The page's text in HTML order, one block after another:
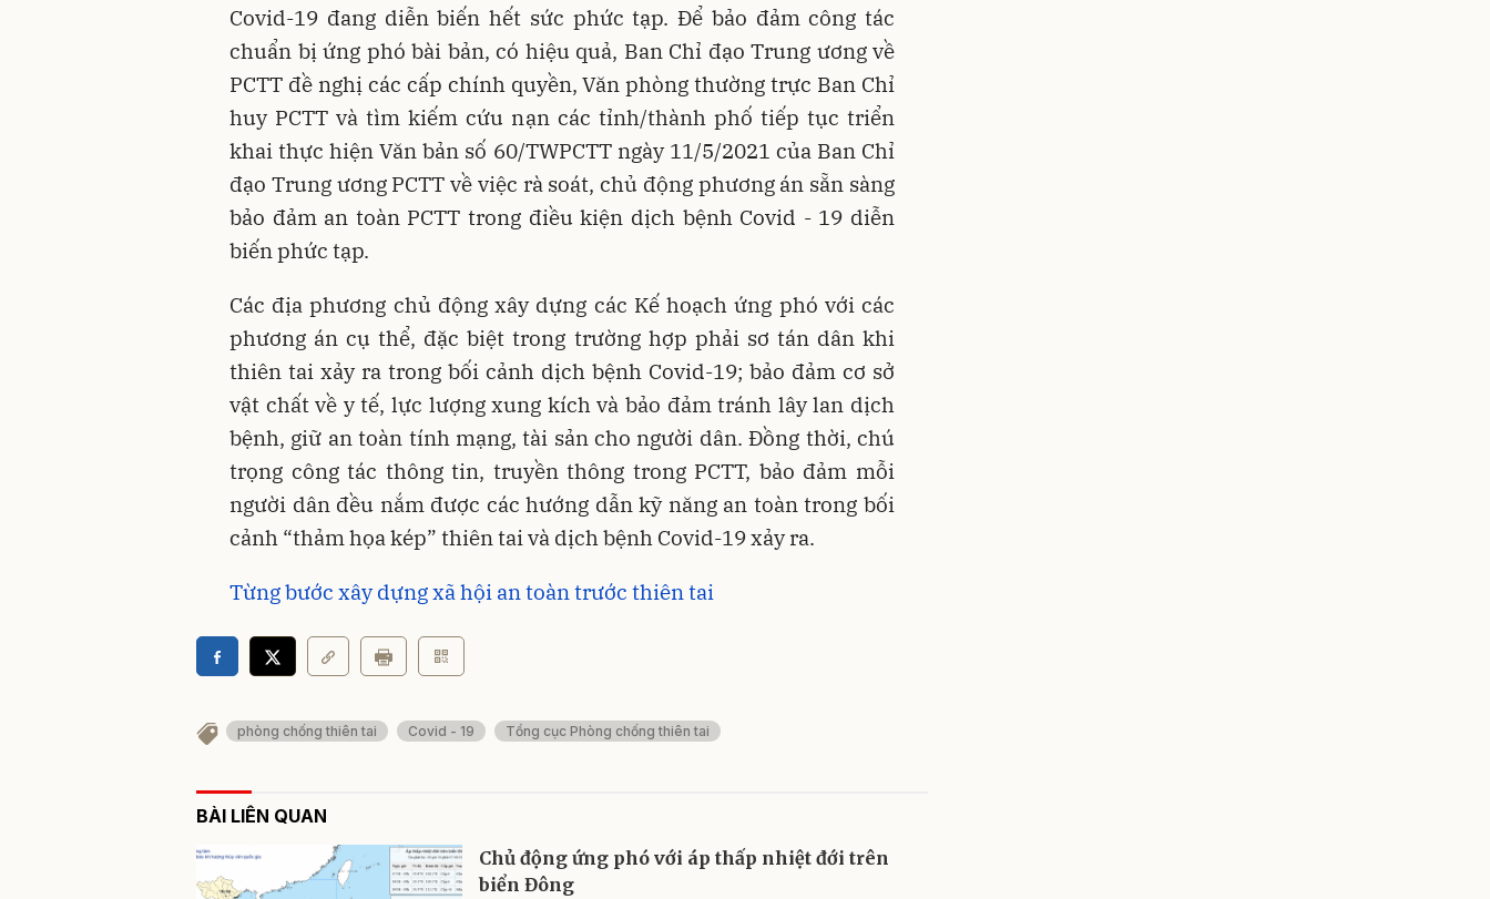
Covid-19 đang diễn biến hết sức phức tạp. Để bảo đảm công tác
chuẩn bị ứng phó bài bản, có hiệu quả, Ban Chỉ đạo Trung ương về
PCTT đề nghị các cấp chính quyền, Văn phòng thường trực Ban Chỉ
huy PCTT và tìm kiếm cứu nạn các tỉnh/thành phố tiếp tục triển
khai thực hiện Văn bản số 60/TWPCTT ngày 11/5/2021 của Ban Chỉ
đạo Trung ương PCTT về việc rà soát, chủ động phương án sẵn sàng
bảo đảm an toàn PCTT trong điều kiện dịch bệnh Covid - 19 diễn
biến phức tạp.
Các địa phương chủ động xây dựng các Kế hoạch ứng phó với các
phương án cụ thể, đặc biệt trong trường hợp phải sơ tán dân khi
thiên tai xảy ra trong bối cảnh dịch bệnh Covid-19; bảo đảm cơ sở
vật chất về y tế, lực lượng xung kích và bảo đảm tránh lây lan dịch
bệnh, giữ an toàn tính mạng, tài sản cho người dân. Đồng thời, chú
trọng công tác thông tin, truyền thông trong PCTT, bảo đảm mỗi
người dân đều nắm được các hướng dẫn kỹ năng an toàn trong bối
cảnh “thảm họa kép” thiên tai và dịch bệnh Covid-19 xảy ra.
Từng bước xây dựng xã hội an toàn trước thiên tai
phòng chống thiên tai Covid - 19 Tổng cục Phòng chống thiên tai
BÀI LIÊN QUAN
Chủ động ứng phó với áp thấp nhiệt đới trên
biển Đông